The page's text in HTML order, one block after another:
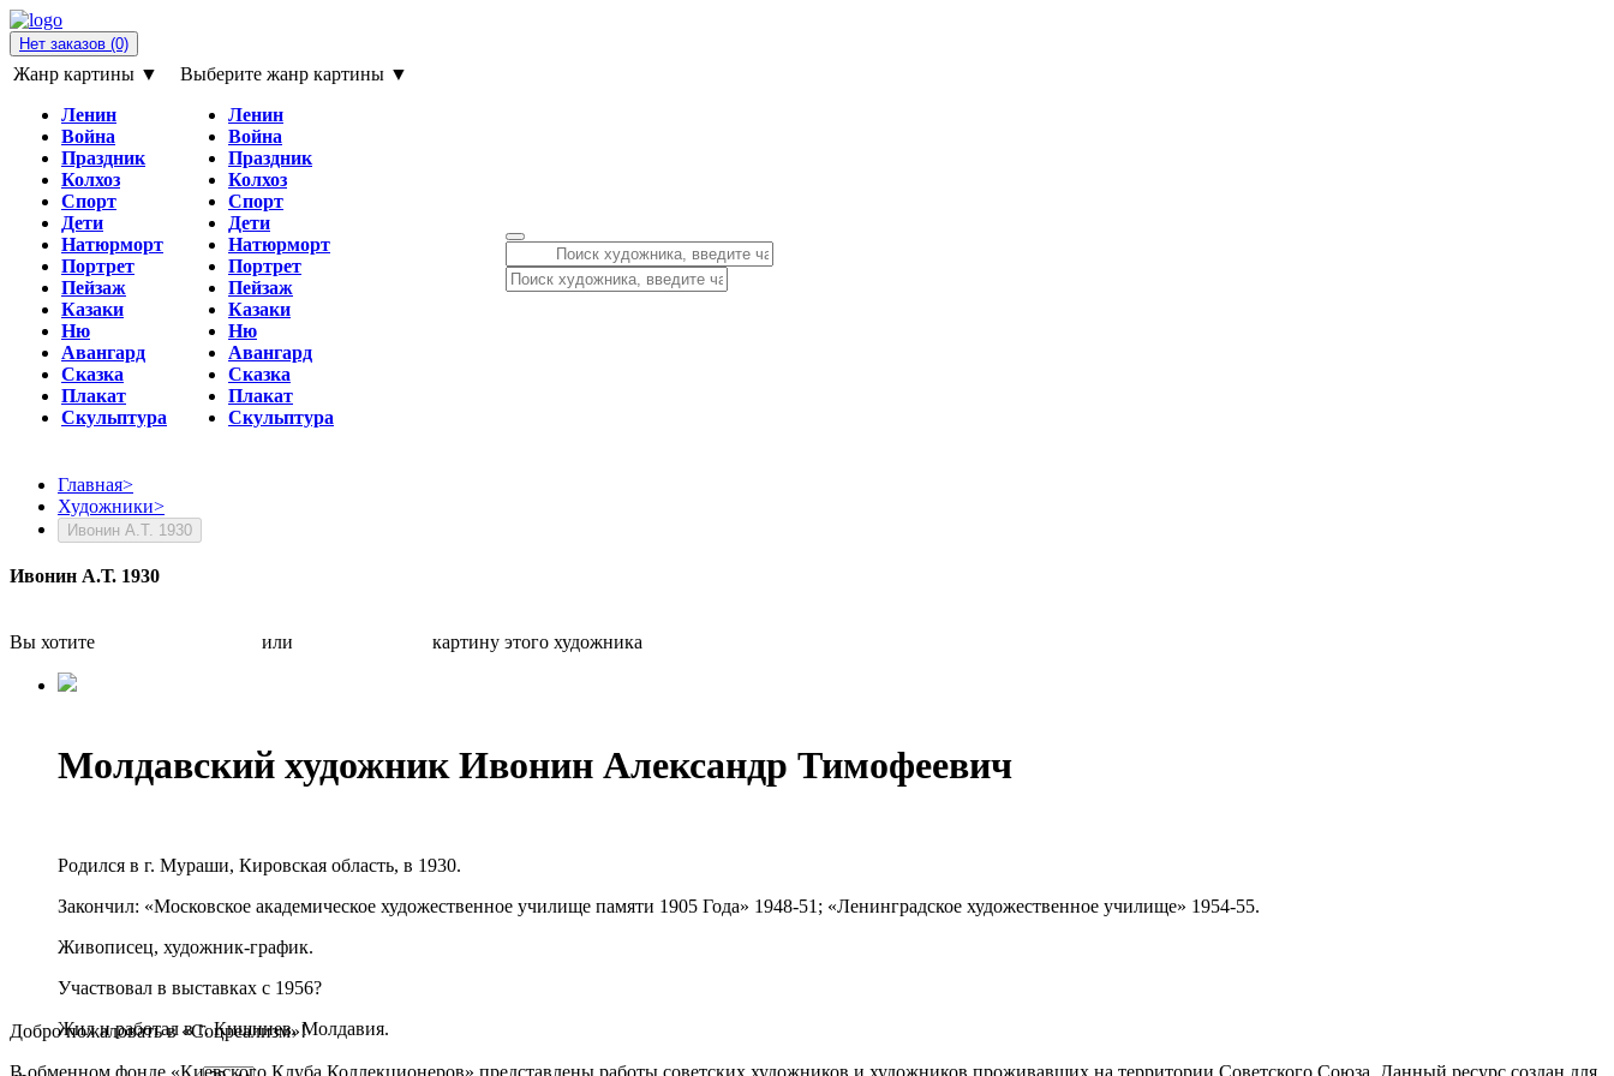
Нет заказов (0)
Жанр картины ▼
Ленин
Война
Праздник
Колхоз
Спорт
Дети
Натюрморт
Портрет
Пейзаж
Казаки
Ню
Авангард
Сказка
Плакат
Скульптура
Выберите жанр картины ▼
Ленин
Война
Праздник
Колхоз
Спорт
Дети
Натюрморт
Портрет
Пейзаж
Казаки
Ню
Авангард
Сказка
Плакат
Скульптура
Главная>
Художники>
Ивонин А.Т. 1930
Ивонин А.Т. 1930
Вы хотите или картину этого художника
Молдавский художник Ивонин Александр Тимофеевич
Родился в г. Мураши, Кировская область, в 1930.
Закончил: «Московское академическое художественное училище памяти 1905 Года» 1948-51; «Ленинградское художественное училище» 1954-55.
Живописец, художник-график.
Участвовал в выставках с 1956?
Жил и работал в г. Кишинев, Молдавия.
Добро пожаловать в «Соцреализм»!
В обменном фонде «Киевского Клуба Коллекционеров» представлены работы советских художников и художников проживавших на территории Советского Союза. Данный ресурс создан для